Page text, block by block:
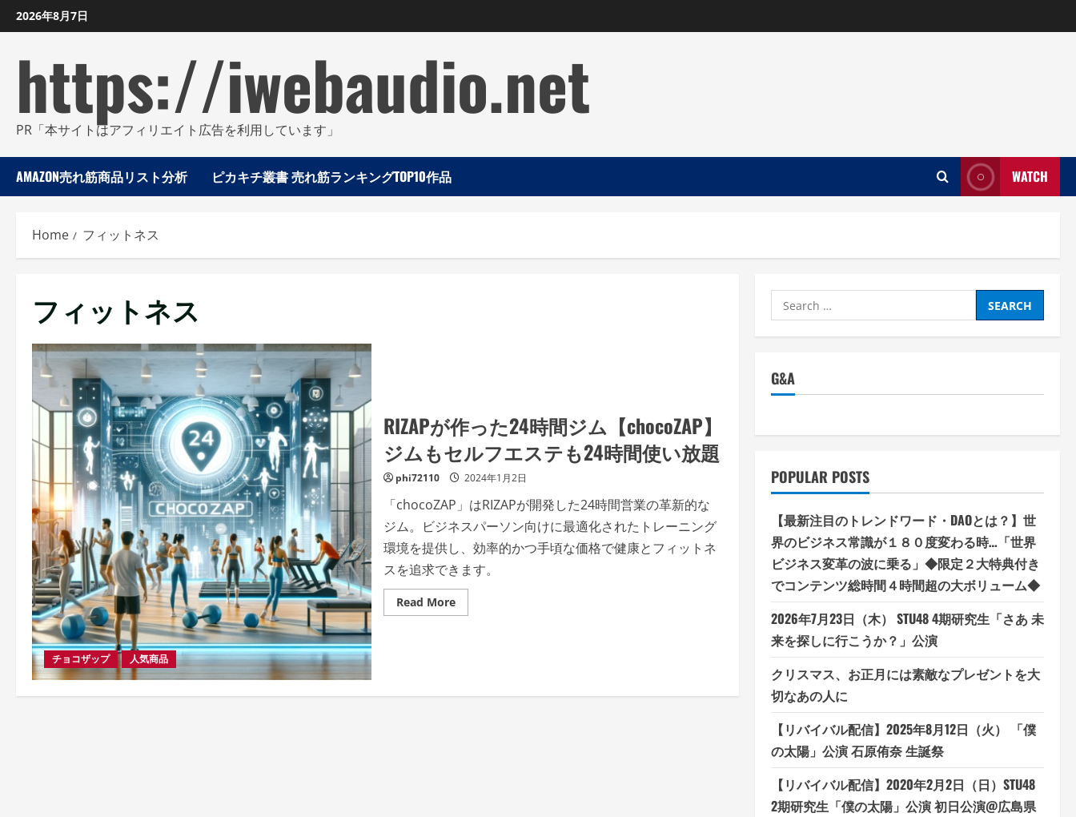
Skip
to
2026年8月7日
https://iwebaudio.net
PR「本サイトはアフィリエイト広告を利用しています」
AMAZON売れ筋商品リスト分析 ピカキチ叢書 売れ筋ランキングTOP10作品 WATCH
Home フィットネス
フィットネス
チョコザップ 人気商品
RIZAPが作った24時間ジム【chocoZAP】
ジムもセルフエステも24時間使い放題
phi72110 2024年1月2日
「chocoZAP」はRIZAPが開発した24時間営業の革新的な
ジム。ビジネスパーソン向けに最適化されたトレーニング
環境を提供し、効率的かつ手頃な価格で健康とフィットネ
スを追求できます。
Read MoreRead
more
Search
for:
G&A
POPULAR POSTS
【最新注目のトレンドワード・DAOとは？】世
界のビジネス常識が１８０度変わる時…「世界
ビジネス変革の波に乗る」◆限定２大特典付き
でコンテンツ総時間４時間超の大ボリューム◆
2026年7月23日（木） STU48 4期研究生「さあ 未
来を探しに行こうか？」公演
クリスマス、お正月には素敵なプレゼントを大
切なあの人に
【リバイバル配信】2025年8月12日（火） 「僕
の太陽」公演 石原侑奈 生誕祭
【リバイバル配信】2020年2月2日（日）STU48
2期研究生「僕の太陽」公演 初日公演@広島県